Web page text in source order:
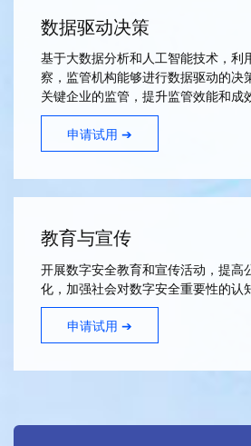
数据驱动决策
基于大数据分析和人工智能技术，利
察，监管机构能够进行数据驱动的决
关键企业的监管，提升监管效能和成
申请试用 ➔
教育与宣传
开展数字安全教育和宣传活动，提高
化，加强社会对数字安全重要性的认
申请试用 ➔